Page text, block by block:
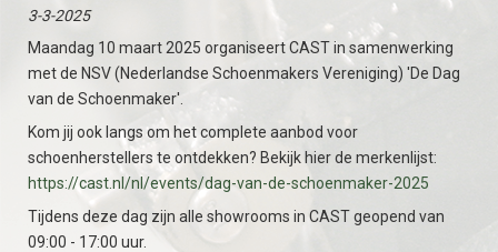
3-3-2025
Maandag 10 maart 2025 organiseert CAST in samenwerking
met de NSV (Nederlandse Schoenmakers Vereniging) 'De Dag
van de Schoenmaker'.
Kom jij ook langs om het complete aanbod voor
schoenherstellers te ontdekken? Bekijk hier de merkenlijst:
https://cast.nl/nl/events/dag-van-de-schoenmaker-2025
Tijdens deze dag zijn alle showrooms in CAST geopend van
09:00 - 17:00 uur.